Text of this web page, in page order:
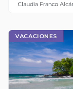
Claudia Franco
VACACIONES